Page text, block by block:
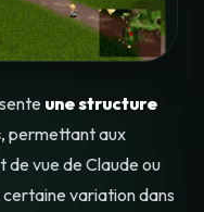
une structure
, permettant aux
de vue de Claude ou
variation dans